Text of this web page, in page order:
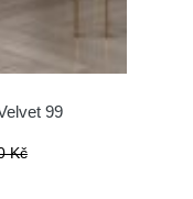
99
Kč